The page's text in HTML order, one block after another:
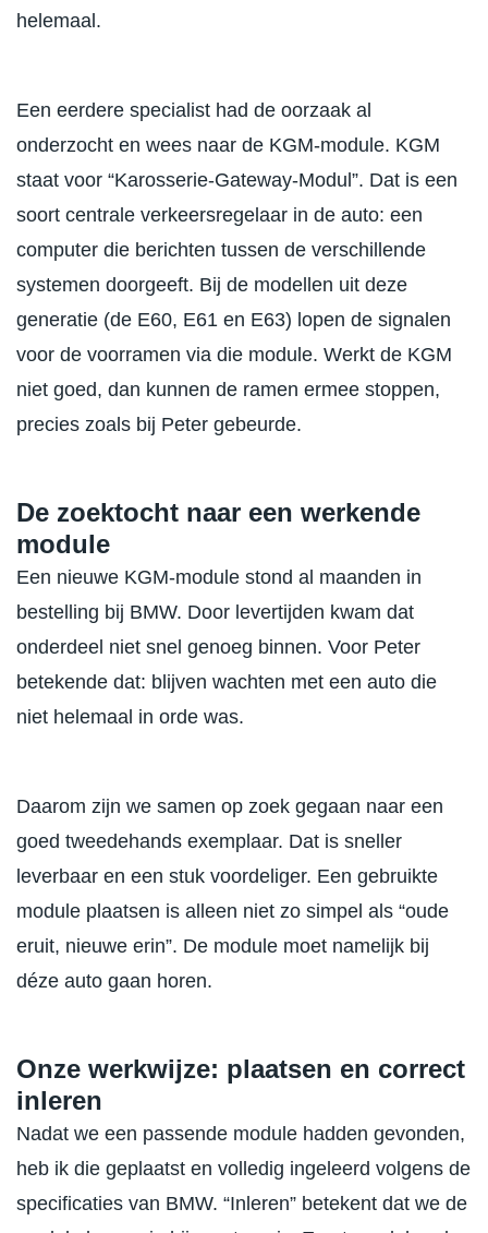
helemaal.
Een eerdere specialist had de oorzaak al
onderzocht en wees naar de KGM-module. KGM
staat voor “Karosserie-Gateway-Modul”. Dat is een
soort centrale verkeersregelaar in de auto: een
computer die berichten tussen de verschillende
systemen doorgeeft. Bij de modellen uit deze
generatie (de E60, E61 en E63) lopen de signalen
voor de voorramen via die module. Werkt de KGM
niet goed, dan kunnen de ramen ermee stoppen,
precies zoals bij Peter gebeurde.
De zoektocht naar een werkende
module
Een nieuwe KGM-module stond al maanden in
bestelling bij BMW. Door levertijden kwam dat
onderdeel niet snel genoeg binnen. Voor Peter
betekende dat: blijven wachten met een auto die
niet helemaal in orde was.
Daarom zijn we samen op zoek gegaan naar een
goed tweedehands exemplaar. Dat is sneller
leverbaar en een stuk voordeliger. Een gebruikte
module plaatsen is alleen niet zo simpel als “oude
eruit, nieuwe erin”. De module moet namelijk bij
déze auto gaan horen.
Onze werkwijze: plaatsen en correct
inleren
Nadat we een passende module hadden gevonden,
heb ik die geplaatst en volledig ingeleerd volgens de
specificaties van BMW. “Inleren” betekent dat we de